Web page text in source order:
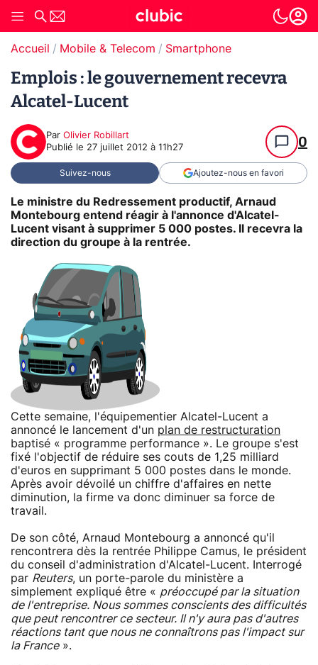
Accueil Mobile & Telecom Smartphone
Emplois : le gouvernement recevra
Alcatel-Lucent
Par Olivier Robillart
Publié le 27 juillet 2012 à 11h27 0
Suivez-nous Ajoutez-nous en favori
Le ministre du Redressement productif, Arnaud
Montebourg entend réagir à l'annonce d'Alcatel-
Lucent visant à supprimer 5 000 postes. Il recevra la
direction du groupe à la rentrée.
Cette semaine, l'équipementier Alcatel-Lucent a
annoncé le lancement d'un plan de restructuration
baptisé « programme performance ». Le groupe s'est
fixé l'objectif de réduire ses couts de 1,25 milliard
d'euros en supprimant 5 000 postes dans le monde.
Après avoir dévoilé un chiffre d'affaires en nette
diminution, la firme va donc diminuer sa force de
travail.
De son côté, Arnaud Montebourg a annoncé qu'il
rencontrera dès la rentrée Philippe Camus, le président
du conseil d'administration d'Alcatel-Lucent. Interrogé
par Reuters, un porte-parole du ministère a
simplement expliqué être « préoccupé par la situation
de l'entreprise. Nous sommes conscients des difficultés
que peut rencontrer ce secteur. Il n'y aura pas d'autres
réactions tant que nous ne connaîtrons pas l'impact sur
la France».